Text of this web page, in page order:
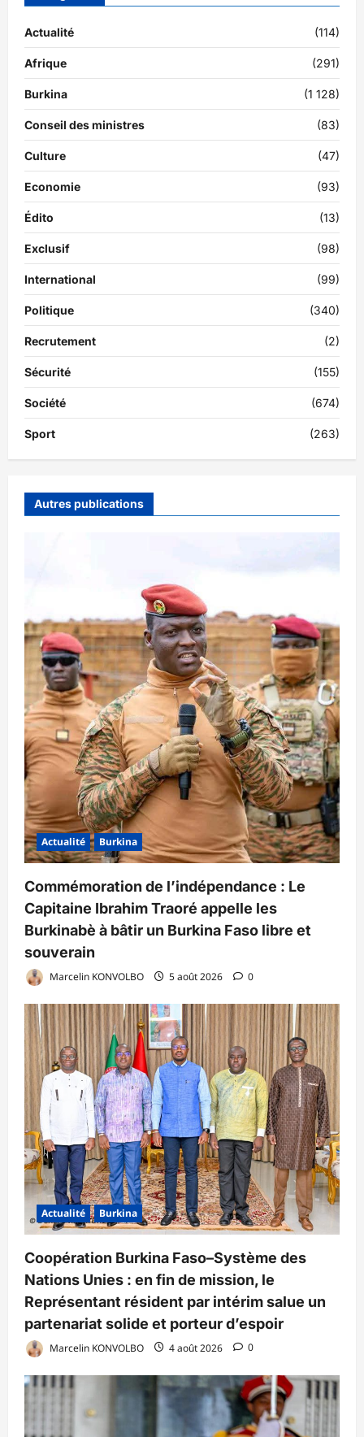
Actualité (114)
Afrique (291)
Burkina (1 128)
Conseil des ministres (83)
Culture (47)
Economie (93)
Édito (13)
Exclusif (98)
International (99)
Politique (340)
Recrutement (2)
Sécurité (155)
Société (674)
Sport (263)
Autres publications
Actualité Burkina
Commémoration de l’indépendance : Le
Capitaine Ibrahim Traoré appelle les
Burkinabè à bâtir un Burkina Faso libre et
souverain
Marcelin KONVOLBO 5 août 2026 0
Actualité Burkina
Coopération Burkina Faso–Système des
Nations Unies : en fin de mission, le
Représentant résident par intérim salue un
partenariat solide et porteur d’espoir
Marcelin KONVOLBO 4 août 2026 0